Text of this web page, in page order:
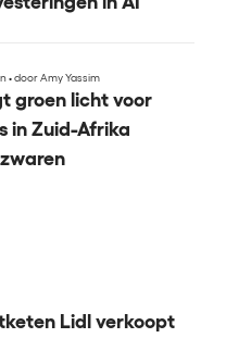
•door Amy Yassim
groen licht voor
in Zuid-Afrika
Lidl verkoopt